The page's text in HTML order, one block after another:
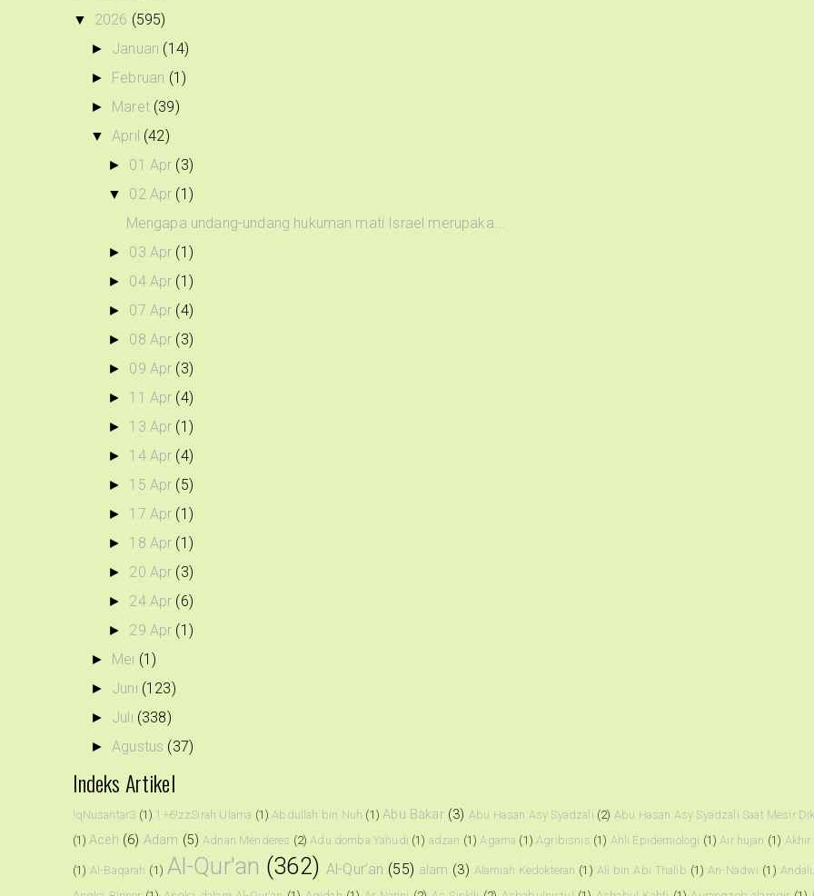
▼ 2026 (595)
► Januari (14)
► Februari (1)
► Maret (39)
▼ April (42)
► 01 Apr (3)
▼ 02 Apr (1)
Mengapa undang-undang hukuman mati Israel merupaka...
► 03 Apr (1)
► 04 Apr (1)
► 07 Apr (4)
► 08 Apr (3)
► 09 Apr (3)
► 11 Apr (4)
► 13 Apr (1)
► 14 Apr (4)
► 15 Apr (5)
► 17 Apr (1)
► 18 Apr (1)
► 20 Apr (3)
► 24 Apr (6)
► 29 Apr (1)
► Mei (1)
► Juni (123)
► Juli (338)
► Agustus (37)
Indeks Artikel
!qNusantar3 (1) 1+6!zzSirah Ulama (1) Abdullah bin Nuh (1) Abu Bakar (3) Abu Hasan Asy Syadzali (2) Abu Hasan Asy Syadzali Saat Mesir
(1) Aceh (6) Adam (5) Adnan Menderes (2) Adu domba Yahudi (1) adzan (1) Agama (1) Agribisnis (1) Ahli Epidemiologi (1) Air hujan (1) Akhir
(1) Al-Baqarah (1) Al-Qur'an (362) Al-Qur’an (55) alam (3) Alamiah Kedokteran (1) Ali bin Abi Thalib (1) An-Nadwi (1)